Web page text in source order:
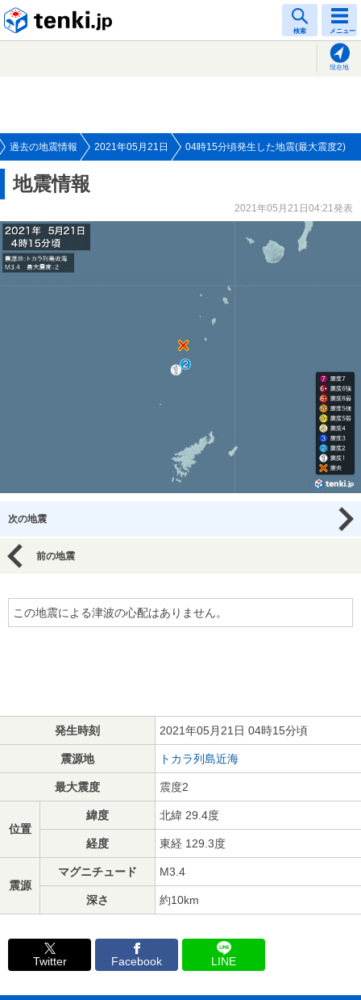
検索 メニュー
現在地
過去の地震情報 2021年05月21日 04時15分頃発生した地震(最大震度2)
地震情報
2021年05月21日04:21発表
次の地震
前の地震
この地震による津波の心配はありません。
発生時刻 2021年05月21日 04時15分頃
震源地 トカラ列島近海
最大震度 震度2
位置
緯度 北緯 29.4度
経度 東経 129.3度
震源
マグニチュード M3.4
深さ 約10km
Twitter Facebook LINE